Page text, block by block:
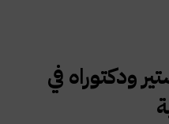
ودكتوراه في